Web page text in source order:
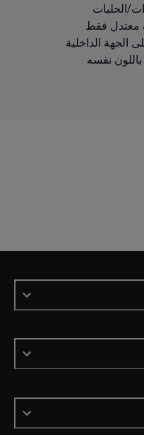
الحليات
معتدل فقط
الجهة الداخلية
نفسه